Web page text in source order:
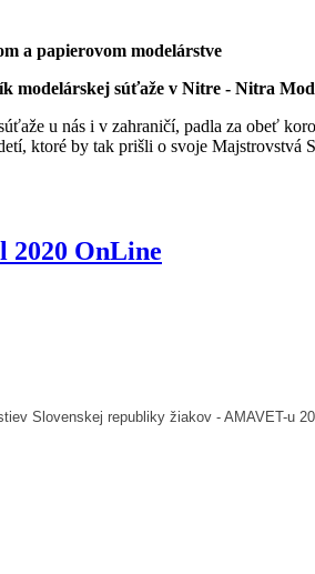
a papierovom modelárstve
modelárskej súťaže v Nitre - Nitra
u nás i v zahraničí, padla za obeť
ktoré by tak prišli o svoje Majstrovstvá
2020 OnLine
Slovenskej republiky žiakov - AMAVET-u